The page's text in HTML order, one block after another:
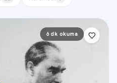
6 dk okuma